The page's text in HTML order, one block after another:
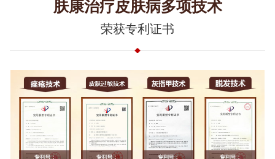
肤康治疗皮肤病多项技术
荣获专利证书